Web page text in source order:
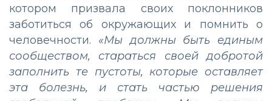
котором призвала своих поклонников
заботиться об окружающих и помнить о
человечности. «Мы должны быть единым
сообществом, стараться своей добротой
заполнить те пустоты, которые оставляет
эта болезнь, и стать частью решения